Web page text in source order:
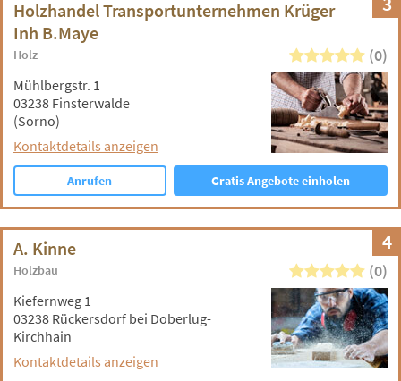
Holzhandel Transportunternehmen Krüger
Inh B.Maye
Holz (0)
Mühlbergstr. 1
03238 Finsterwalde
(Sorno)
Kontaktdetails anzeigen
Anrufen Gratis Angebote einholen
4
A. Kinne
Holzbau (0)
Kiefernweg 1
03238 Rückersdorf bei Doberlug-
Kirchhain
Kontaktdetails anzeigen